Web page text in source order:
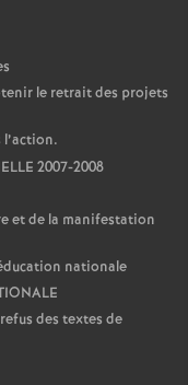
e
S
e
c
o
le retrait des projets
l’action.
2007-2008
et de la manifestation
nationale
des textes de